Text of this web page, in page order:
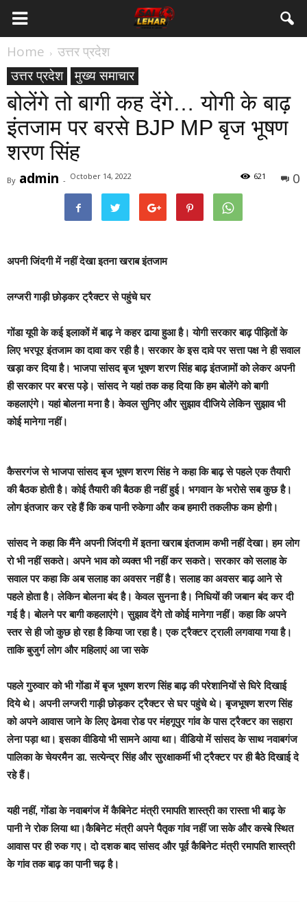
Home
उत्तर प्रदेश
उत्तर प्रदेश
मुख्य समाचार
बोलेंगे तो बागी कह देंगे… योगी के बाढ़
इंतजाम पर बरसे BJP MP बृज भूषण
शरण सिंह
By admin - October 14, 2022 0
621
अपनी जिंदगी में नहीं देखा इतना खराब इंतजाम
लग्जरी गाड़ी छोड़कर ट्रैक्टर से पहुंचे घर
गोंडायूपी के कई इलाकों में बाढ़ ने कहर ढाया हुआ है। योगी सरकार बाढ़ पीड़ितों के
लिए भरपूर इंतजाम का दावा कर रही है। सरकार के इस दावे पर सत्ता पक्ष ने ही सवाल
खड़ा कर दिया है। भाजपा सांसद बृज भूषण शरण सिंह बाढ़ इंतजामों को लेकर अपनी
ही सरकार पर बरस पड़े।सांसद ने यहां तक कह दिया कि हम बोलेंगे को बागी
कहलाएंगे। यहां बोलना मना है। केवल सुनिए और सुझाव दीजिये लेकिन सुझाव भी
कोई मानेगा नहीं।
कैसरगंज से भाजपा सांसद बृज भूषण शरण सिंह ने कहा कि बाढ़ से पहले एक तैयारी
की बैठक होती है। कोई तैयारी की बैठक ही नहीं हुई। भगवान के भरोसे सब कुछ है।
लोग इंतजार कर रहे हैं कि कब पानी रुकेगा और कब हमारी तकलीफ कम होगी।
सांसद ने कहा कि मैंने अपनी जिंदगी में इतना खराब इंतजाम कभी नहीं देखा। हम लोग
रो भी नहीं सकते। अपने भाव को व्यक्त भी नहीं कर सकते। सरकार को सलाह के
सवाल पर कहा कि अब सलाह का अवसर नहीं है। सलाह का अवसर बाढ़ आने से
पहले होता है। लेकिन बोलना बंद है। केवल सुनना है। निधियों की जबान बंद कर दी
गई है। बोलने पर बागी कहलाएंगे। सुझाव देंगे तो कोई मानेगा नहीं। कहा कि अपने
स्तर से ही जो कुछ हो रहा है किया जा रहा है। एक ट्रैक्टर ट्राली लगवाया गया है।
ताकि बुजुर्ग लोग और महिलाएं आ जा सके
पहले गुरुवार को भी गोंडा में बृज भूषण शरण सिंह बाढ़ की परेशानियों से घिरे दिखाई
दिये थे। अपनी लग्जरी गाड़ी छोड़कर ट्रैक्टर से घर पहुंचे थे। बृजभूषण शरण सिंह
को अपने आवास जाने के लिए ढेमवा रोड पर मंहगूपुर गांव के पास ट्रैक्टर का सहारा
लेना पड़ा था। इसका वीडियो भी सामने आया था। वीडियो में सांसद के साथ नवाबगंज
पालिका के चेयरमैन डा. सत्येन्द्र सिंह और सुरक्षाकर्मी भी ट्रैक्टर पर ही बैठे दिखाई दे
रहे हैं।
यही नहीं, गोंडा के नवाबगंज में कैबिनेट मंत्री रमापति शास्त्री का रास्ता भी बाढ़ के
पानी ने रोक लिया था।कैबिनेट मंत्री अपने पैतृक गांव नहीं जा सके और कस्बे स्थित
आवास पर ही रुक गए। दो दशक बाद सांसद और पूर्व कैबिनेट मंत्री रमापति शास्त्री
के गांव तक बाढ़ का पानी चढ़ है।